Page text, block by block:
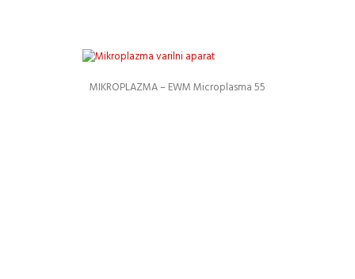
MIKROPLAZMA – EWM Microplasma 55